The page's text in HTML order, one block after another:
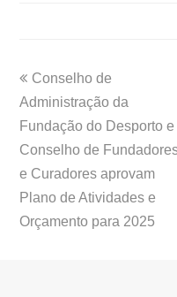
Conselho de
Administração da
Fundação do Desporto e
Conselho de
e Curadores aprovam
Plano de Atividades e
Orçamento para 2025